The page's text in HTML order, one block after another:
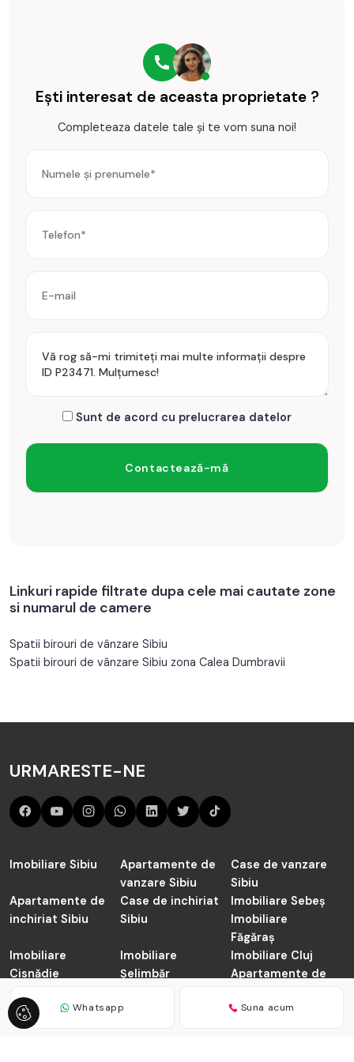
• Contorizare: apometre, contor curent electric, contorizare
separata;
• Caracteristici casa, acoperis, acces auto, curte.
Incalzirea se realizeaza prin centrala proprie, calorifere, soba
Se accepta ca si modalitate de plata surse proprii sau credit
Prețul este de 388.950€
Ești interesat de aceasta proprietate ?
Completeaza datele tale și te vom suna noi!
Sunt de acord cu prelucrarea datelor
Linkuri rapide filtrate dupa cele mai cautate zone
si numarul de camere
Spatii birouri de vânzare Sibiu
Spatii birouri de vânzare Sibiu zona Calea Dumbravii
Whatsapp Suna acum
URMARESTE-NE
Imobiliare Sibiu
Apartamente de
vanzare Sibiu
Case de vanzare
Sibiu
Apartamente de
inchiriat Sibiu
Case de inchiriat
Sibiu
Imobiliare Sebeș
Imobiliare
Făgăraș
Imobiliare
Cisnădie
Imobiliare
Șelimbăr
Imobiliare Cluj
Apartamente de
Napoca